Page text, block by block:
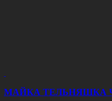
МАЙКА ТЕЛЬНЯШКА